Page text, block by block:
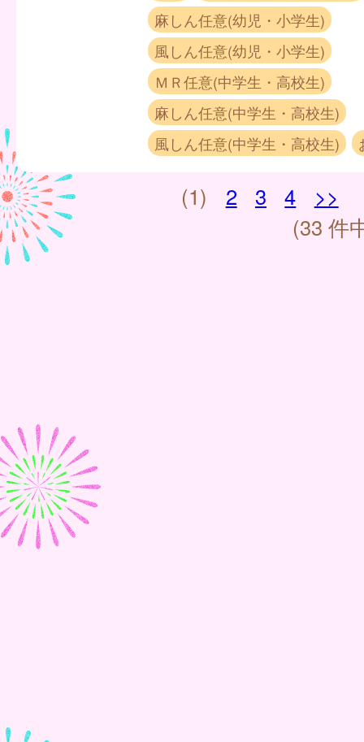
麻しん任意(幼児・小学生)
風しん任意(幼児・小学生)
ＭＲ任意(中学生・高校生)
麻しん任意(中学生・高校生)
風しん任意(中学生・高校生)
(1) 2 3 4
>>
(33 件